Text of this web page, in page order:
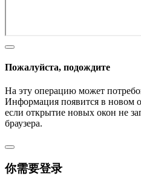
Пожалуйста, подождите
На эту операцию может
Информация появится в новом
если открытие новых окон не
браузера.
你需要登录